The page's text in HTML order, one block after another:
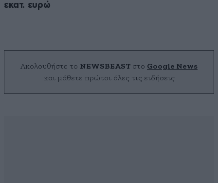
εκατ. ευρώ
Ακολουθήστε το NEWSBEAST στο Google News
και μάθετε πρώτοι όλες τις ειδήσεις